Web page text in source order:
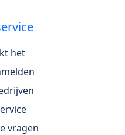
het
vragen